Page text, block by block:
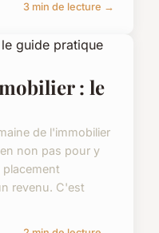
3 min de lecture →
: le
de l'immobilier
non pas pour y
revenu. C'est